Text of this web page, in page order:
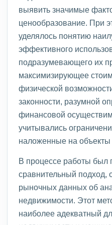
выявить значимые
ценообразование. При
уделялось понятию
эффективного
подразумевающего их
максимизирующее
физической
законности, разумной
финансовой
учитывались
наложенные на объекты
В процессе работы был
сравнительный подход,
рыночных данных об
недвижимости. Этот
наиболее адекватный